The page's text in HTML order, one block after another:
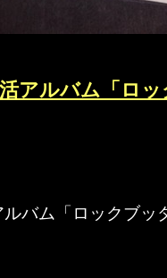
アルバム「ロ
バム「ロックブッ